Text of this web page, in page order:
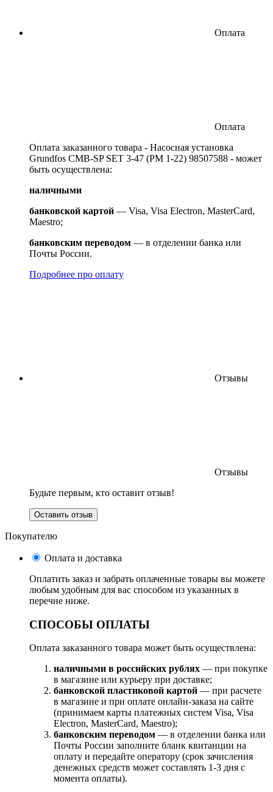
Оплата
Оплата
Оплата заказанного товара - Насосная установка
Grundfos CMB-SP SET 3-47 (PM 1-22) 98507588 - может
быть осуществлена:
наличными
банковской картой — Visa, Visa Electron, MasterCard,
Maestro;
банковским переводом — в отделении банка или
Почты России.
Подробнее про оплату
Отзывы
Отзывы
Будьте первым, кто оставит отзыв!
Оставить отзыв
Покупателю
Оплата и доставка
Оплатить заказ и забрать оплаченные товары вы можете
любым удобным для вас способом из указанных в
перечне ниже.
СПОСОБЫ ОПЛАТЫ
Оплата заказанного товара может быть осуществлена:
наличными в российских рублях — при покупке
в магазине или курьеру при доставке;
банковской пластиковой картой — при расчете
в магазине и при оплате онлайн-заказа на сайте
(принимаем карты платежных систем Visa, Visa
Electron, MasterCard, Maestro);
банковским переводом — в отделении банка или
Почты России заполните бланк квитанции на
оплату и передайте оператору (срок зачисления
денежных средств может составлять 1-3 дня с
момента оплаты).